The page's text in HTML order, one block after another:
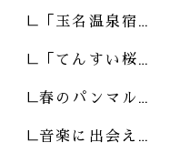
「玉名温泉宿…
「てんすい桜…
春のパンマル…
音楽に出会え…